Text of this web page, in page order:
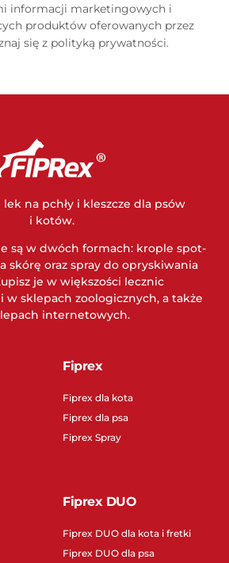
informacji marketingowych i
produktów oferowanych przez
się z polityką prywatności.
na pchły i kleszcze dla psów
i kotów.
są w dwóch formach: krople spot-
skórę oraz spray do opryskiwania
je w większości lecznic
sklepach zoologicznych, a także
internetowych.
Fiprex
Fiprex dla kota
Fiprex dla psa
Fiprex Spray
Fiprex DUO
Fiprex DUO dla kota i fretki
Fiprex DUO dla psa